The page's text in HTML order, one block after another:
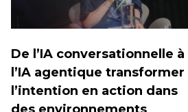
De l’IA conversationnelle à
l’IA agentique transformer
l’intention en action dans